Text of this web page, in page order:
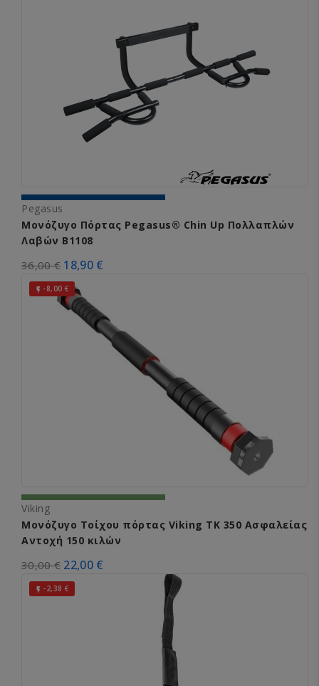
Pegasus
Μονόζυγο Πόρτας Pegasus® Chin Up Πολλαπλών
Λαβών Β1108
36,00 € 18,90 €
 -8,00 €
Viking
Μονόζυγο Τοίχου πόρτας Viking TK 350 Ασφαλείας
Αντοχή 150 κιλών
30,00 € 22,00 €
 -2,38 €